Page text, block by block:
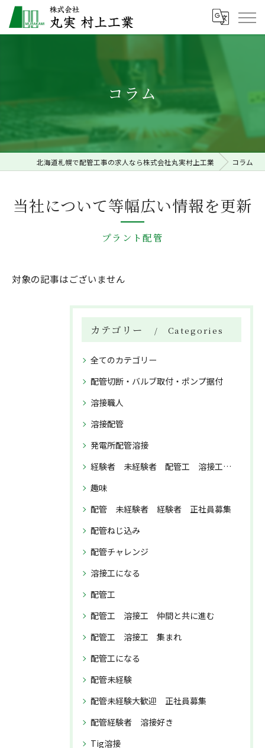
コラム
北海道札幌で配管工事の求人なら株式会社丸実村上工業 コラム
当社について等幅広い情報を更新
プラント配管
対象の記事はございません
カテゴリー Categories
全てのカテゴリー
配管切断・バルブ取付・ポンプ据付
溶接職人
溶接配管
発電所配管溶接
経験者 未経験者 配管工 溶接工 正社員募集
趣味
配管 未経験者 経験者 正社員募集
配管ねじ込み
配管チャレンジ
溶接工になる
配管工
配管工 溶接工 仲間と共に進む
配管工 溶接工 集まれ
配管工になる
配管未経験
配管未経験大歓迎 正社員募集
配管経験者 溶接好き
Tig溶接